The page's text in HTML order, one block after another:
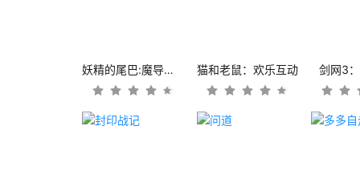
妖精的尾巴:魔导少年 猫和老鼠：欢乐互动 剑网3